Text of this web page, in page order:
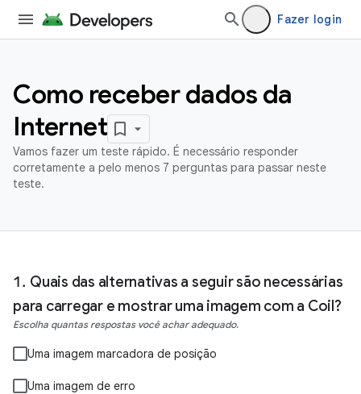
Fazer login
Como receber dados da
Internet
Vamos fazer um teste rápido. É necessário responder
corretamente a pelo menos 7 perguntas para passar neste
teste.
Quais das alternativas a seguir são necessárias
para carregar e mostrar uma imagem com a Coil?
Escolha quantas respostas você achar adequado.
Uma imagem marcadora de posição
Uma imagem de erro